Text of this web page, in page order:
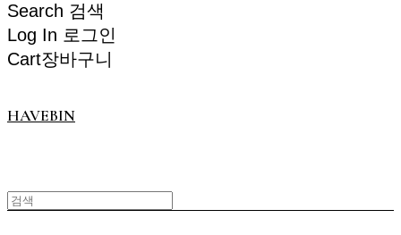
Search 검색
Log In 로그인
Cart장바구니
HAVEBIN